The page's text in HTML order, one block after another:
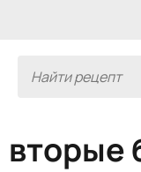
вторые